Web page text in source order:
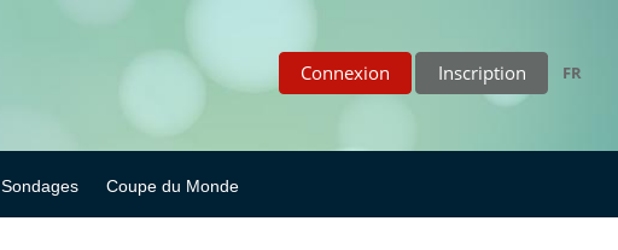
Connexion Inscription FR
Sondages Coupe du Monde